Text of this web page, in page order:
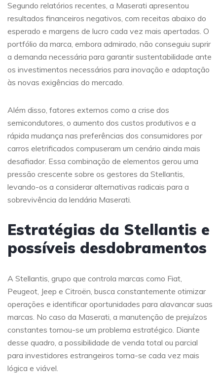
Segundo relatórios recentes, a Maserati apresentou
resultados financeiros negativos, com receitas abaixo do
esperado e margens de lucro cada vez mais apertadas. O
portfólio da marca, embora admirado, não conseguiu suprir
a demanda necessária para garantir sustentabilidade ante
os investimentos necessários para inovação e adaptação
às novas exigências do mercado.
Além disso, fatores externos como a crise dos
semicondutores, o aumento dos custos produtivos e a
rápida mudança nas preferências dos consumidores por
carros eletrificados compuseram um cenário ainda mais
desafiador. Essa combinação de elementos gerou uma
pressão crescente sobre os gestores da Stellantis,
levando-os a considerar alternativas radicais para a
sobrevivência da lendária Maserati.
Estratégias da Stellantis e
possíveis desdobramentos
A Stellantis, grupo que controla marcas como Fiat,
Peugeot, Jeep e Citroën, busca constantemente otimizar
operações e identificar oportunidades para alavancar suas
marcas. No caso da Maserati, a manutenção de prejuízos
constantes tornou-se um problema estratégico. Diante
desse quadro, a possibilidade de venda total ou parcial
para investidores estrangeiros torna-se cada vez mais
lógica e viável.